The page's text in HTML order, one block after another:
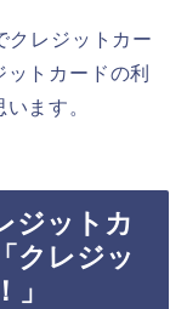
クレジットカー
トカードの利
ます。
ジットカ
クレジッ
」